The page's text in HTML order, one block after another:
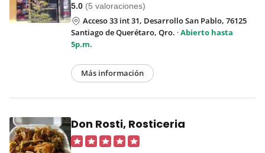
5.0 (5 valoraciones)
Acceso 33 int 31, Desarrollo San Pablo, 76125
Santiago de Querétaro, Qro. ·Abierto hasta
5p.m.
Más información
Don Rosti, Rosticeria